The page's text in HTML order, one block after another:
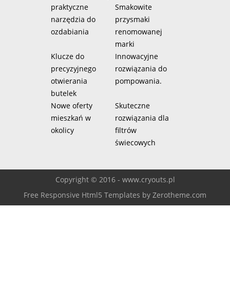
praktyczne
narzędzia do
ozdabiania
Smakowite
przysmaki
renomowanej
marki
Klucze do
precyzyjnego
otwierania
butelek
Innowacyjne
rozwiązania do
pompowania.
Nowe oferty
mieszkań w
okolicy
Skuteczne
rozwiązania dla
filtrów
świecowych
Copyright © 2016 - www.cryouts.pl
Free Responsive Html5 Templates by Zerotheme.com